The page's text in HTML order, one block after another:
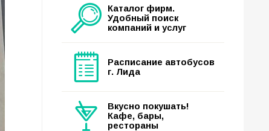
Каталог фирм.
Удобный поиск
компаний и услуг
Расписание автобусов
г. Лида
Вкусно покушать!
Кафе, бары,
рестораны